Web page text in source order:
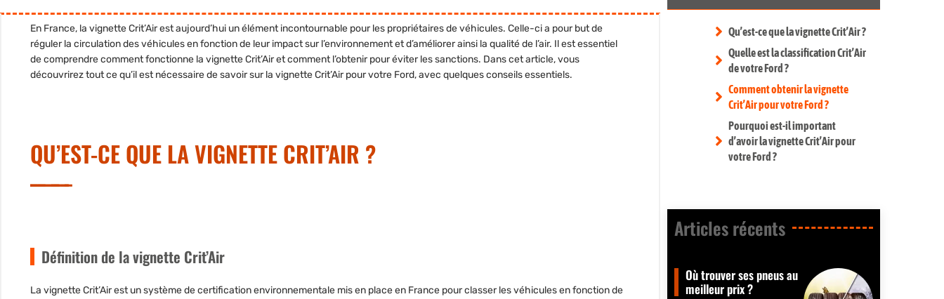
En France, la vignette Crit’Air est aujourd’hui un élément incontournable pour les propriétaires de véhicules. Celle-ci a pour but de
réguler la circulation des véhicules en fonction de leur impact sur l’environnement et d’améliorer ainsi la qualité de l’air. Il est essentiel
de comprendre comment fonctionne la vignette Crit’Air et comment l’obtenir pour éviter les sanctions. Dans cet article, vous
découvrirez tout ce qu’il est nécessaire de savoir sur la vignette Crit’Air pour votre Ford, avec quelques conseils essentiels.
QU’EST-CE QUE LA VIGNETTE CRIT’AIR ?
Définition de la vignette Crit’Air
La vignette Crit’Air estun système de certificationenvironnementale mis en place en France pour classer les véhicules en fonction de
Qu’est-ce que la vignette Crit’Air ?
Quelle est la classification Crit’Air
de votre Ford ?
Comment obtenir la vignette
Crit’Air pour votre Ford ?
Pourquoi est-il important
d’avoir la vignette Crit’Air pour
votre Ford ?
Articles récents​
Où trouver ses pneus au
meilleur prix ?